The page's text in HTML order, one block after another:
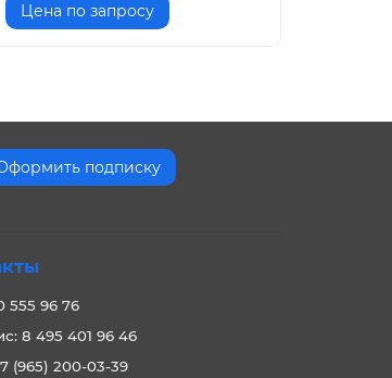
Цена по запросу
подписку
96 76
8 495 401 96 46
(965) 200-03-39